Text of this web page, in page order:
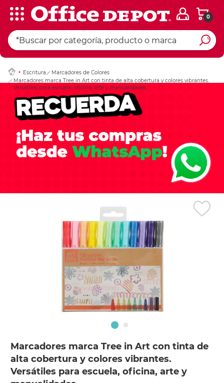
0
Escritura
Marcadores de Colores
Marcadores marca Tree in Art con tinta de alta cobertura y colores vibrantes.
Versátiles para escuela, oficina, arte y manualidades.
Marcadores marca Tree in Art con tinta de
alta cobertura y colores vibrantes.
Versátiles para escuela, oficina, arte y
Ingresar Codigo